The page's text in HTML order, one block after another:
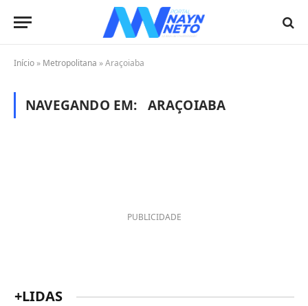
Início » Metropolitana »Araçoiaba
NAVEGANDO EM: ARAÇOIABA
PUBLICIDADE
+LIDAS